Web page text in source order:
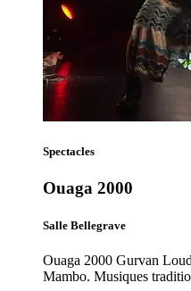
Spectacles
Ouaga 2000
Salle Bellegrave
Ouaga 2000 Gurvan
Mambo. Musiques